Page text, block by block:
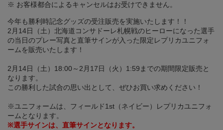
※ お客様都合によるキャンセルはお受けできません。
今年も勝利時記念グッズの受注販売を実施いたします！！
2月14日（土）北海道コンサドーレ札幌戦のヒーローになった選手
の当日のプレー写真と直筆サインが入った限定レプリカユニフォ
ームを販売いたします！
2月14日（土）18:00～2月17日（火）1:59までの期間限定販売と
なります。
この勝利した試合の思い出として、ぜひお買い求めください！
※ユニフォームは、フィールド1st（ネイビー）レプリカユニフォ
ームとなります。
※選手サインは、直筆サインとなります。